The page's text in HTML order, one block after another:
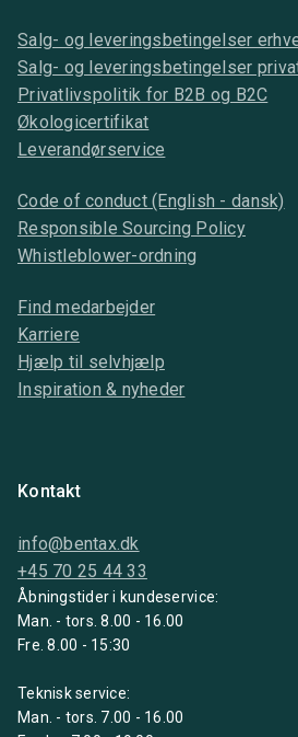
Salg- og leveringsbetingelser
Salg- og leveringsbetingelser
Privatlivspolitik for B2B og B2C
Økologicertifikat
Leverandørservice
Code of conduct (English - dansk)
Responsible Sourcing Policy
Whistleblower-ordning
Find medarbejder
Karriere
Hjælp til selvhjælp
Inspiration & nyheder
Kontakt
info@bentax.dk
+45 70 25 44 33
Åbningstider i kundeservice:
Man. - tors. 8.00 - 16.00
Fre. 8.00 - 15:30
Teknisk service:
Man. - tors. 7.00 - 16.00